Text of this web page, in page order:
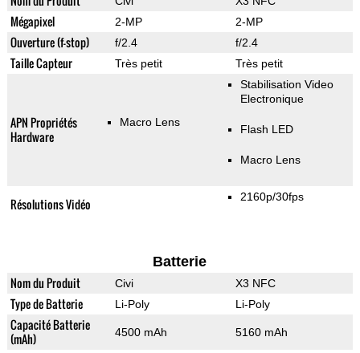
Mégapixel 2-MP 2-MP
Ouverture (f-stop) f/2.4 f/2.4
Taille Capteur Très petit Très petit
APN Propriétés
Hardware
Macro Lens
Stabilisation Video
Electronique
Flash LED
Macro Lens
Résolutions Vidéo 2160p/30fps
Batterie
Nom du Produit Civi X3 NFC
Type de Batterie Li-Poly Li-Poly
Capacité Batterie
(mAh)
4500 mAh 5160 mAh